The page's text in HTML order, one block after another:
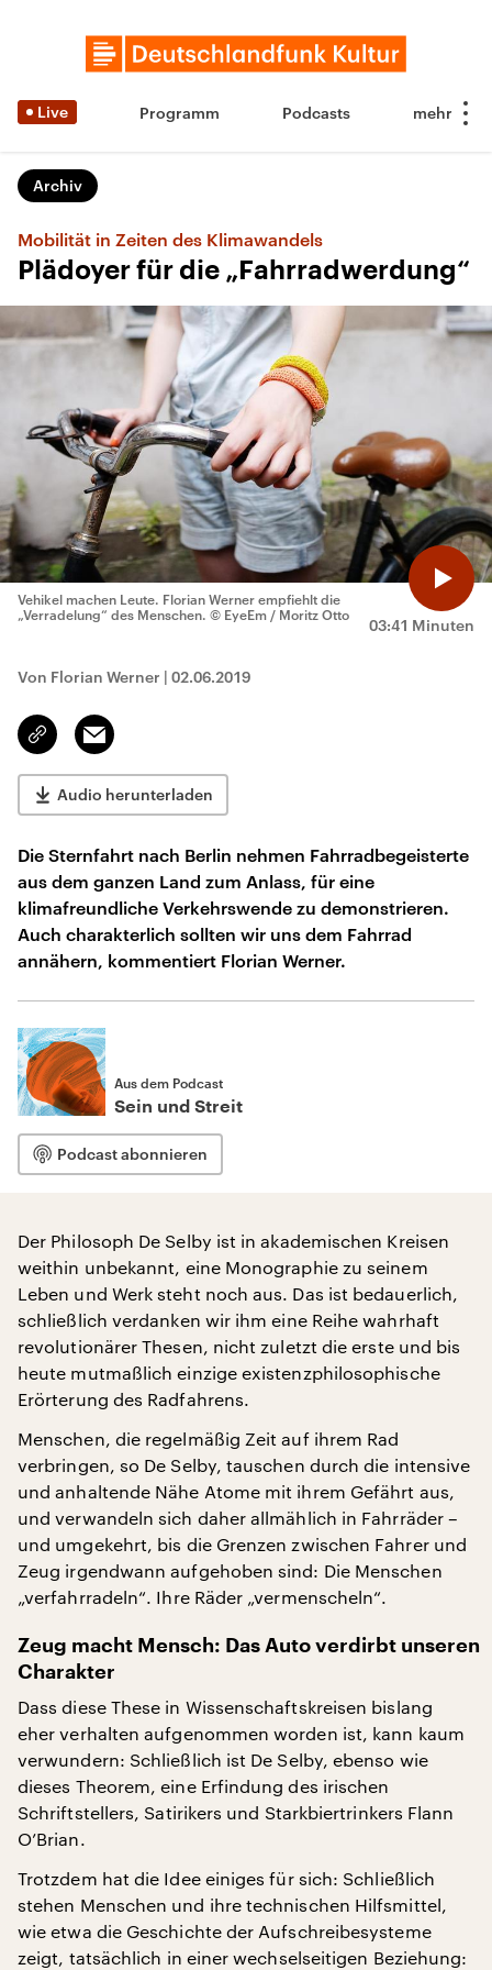
Live Programm Podcasts
Archiv
Mobilität in Zeiten des Klimawandels
Plädoyer für die „Fahrradwerdung“
03:41 Minuten
Vehikel machen Leute. Florian Werner empfiehlt die
„Verradelung“ des Menschen. © EyeEm / Moritz Otto
Von Florian Werner | 02.06.2019
Link
kopieren/teilen
Email
Audio herunterladen
Die Sternfahrt nach Berlin nehmen Fahrradbegeisterte
aus dem ganzen Land zum Anlass, für eine
klimafreundliche Verkehrswende zu demonstrieren.
Auch charakterlich sollten wir uns dem Fahrrad
annähern, kommentiert Florian Werner.
Aus dem Podcast
Sein und Streit
Podcast abonnieren
Der Philosoph De Selby ist in akademischen Kreisen
weithin unbekannt, eine Monographie zu seinem
Leben und Werk steht noch aus. Das ist bedauerlich,
schließlich verdanken wir ihm eine Reihe wahrhaft
revolutionärer Thesen, nicht zuletzt die erste und bis
heute mutmaßlich einzige existenzphilosophische
Erörterung des Radfahrens.
Menschen, die regelmäßig Zeit auf ihrem Rad
verbringen, so De Selby, tauschen durch die intensive
und anhaltende Nähe Atome mit ihrem Gefährt aus,
und verwandeln sich daher allmählich in Fahrräder –
und umgekehrt, bis die Grenzen zwischen Fahrer und
Zeug irgendwann aufgehoben sind: Die Menschen
„verfahrradeln“. Ihre Räder „vermenscheln“.
Zeug macht Mensch: Das Auto verdirbt unseren
Charakter
Dass diese These in Wissenschaftskreisen bislang
eher verhalten aufgenommen worden ist, kann kaum
verwundern: Schließlich ist De Selby, ebenso wie
dieses Theorem, eine Erfindung des irischen
Schriftstellers, Satirikers und Starkbiertrinkers Flann
O’Brian.
Trotzdem hat die Idee einiges für sich: Schließlich
stehen Menschen und ihre technischen Hilfsmittel,
wie etwa die Geschichte der Aufschreibesysteme
zeigt, tatsächlich in einer wechselseitigen Beziehung: